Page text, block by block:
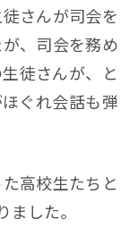
さんが司会を
、司会を務め
徒さんが、と
ぐれ会話も弾
高校生たちと
した。